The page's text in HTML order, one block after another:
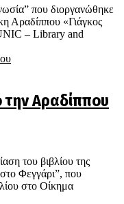
που διοργανώθηκε
Αραδίππου «Γιάγκος
– Library and
την Αραδίππου
του βιβλίου της
Φεγγάρι”, που
στο Οίκημα